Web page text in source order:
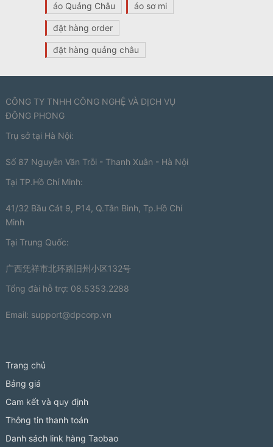
áo Quảng Châu áo sơ mi
đặt hàng order
đặt hàng quảng châu
CÔNG TY TNHH CÔNG NGHỆ VÀ DỊCH VỤ
ĐÔNG PHONG
Trụ sở tại Hà Nội:
Số 87 Nguyễn Văn Trỗi - Thanh Xuân - Hà Nội
Tại TP.Hồ Chí Minh:
41/32 Bầu Cát 9, P14, Q.Tân Bình, Tp.Hồ Chí
Minh
Tại Trung Quốc:
广西凭祥市北环路旧州小区132号
Tổng đài hỗ trợ: 08.5353.2288
Email: support@dpcorp.vn
Trang chủ
Bảng giá
Cam kết và quy định
Thông tin thanh toán
Danh sách link hàng Taobao